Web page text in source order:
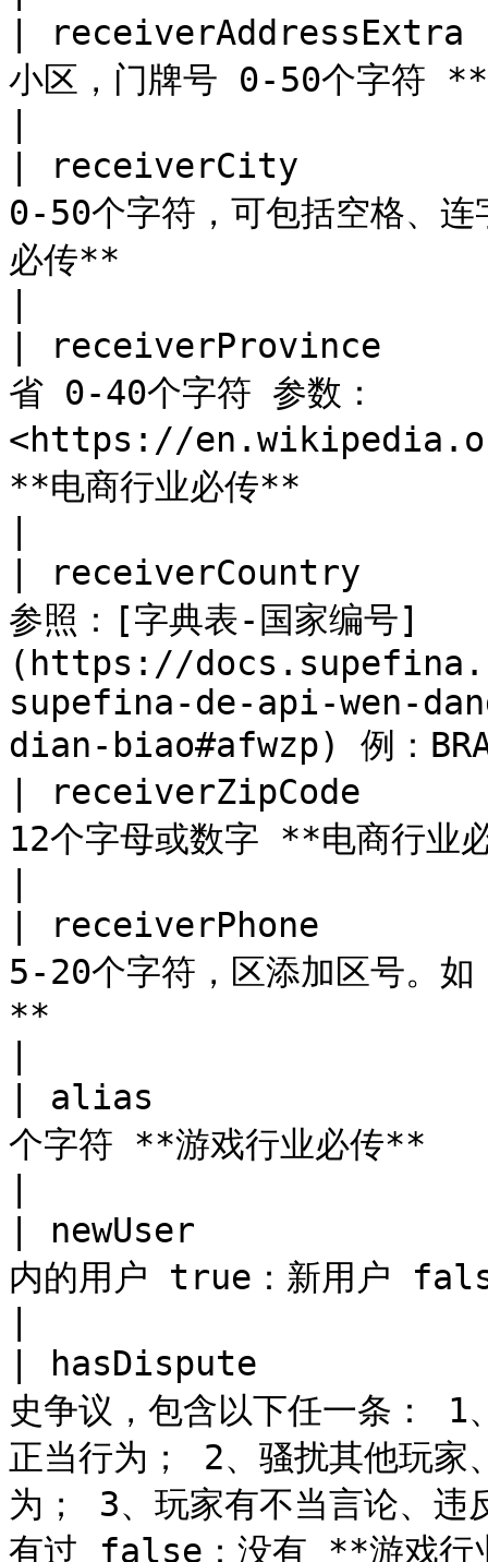
|
小区，门牌号 0-50个字符
| receiverCity         |
0-50个字符，可包括空格、
必传**
| receiverProvince
省 0-40个字符 参数：
<https://
**电商行业必传**
| receiverCountry
参照：[字典表-国家编号]
(https://
supefina-de-api-wen-
dian-biao#afwzp) 例：
| receiverZipCode
12个字母或数字 **电商行业
| receiverPhone
5-20个字符，区添加区号。
**
| alias                |
个字符 **游戏行业必传**
| newUser              |
内的用户 true：新用户
| hasDispute           |
史争议，包含以下任一条： 1
正当行为； 2、骚扰其他玩家
为； 3、玩家有不当言论、
有过 false：没有 **游戏行